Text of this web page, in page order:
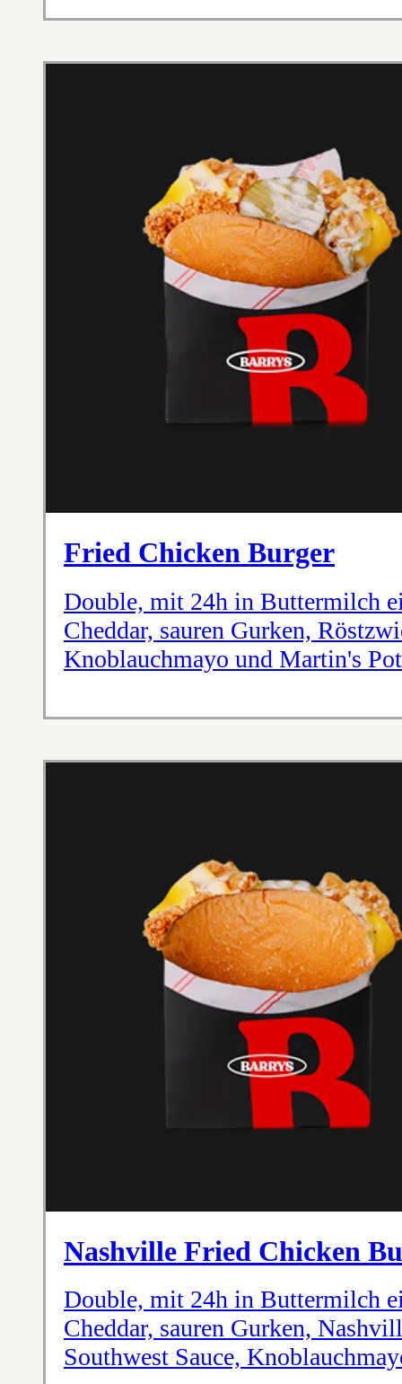
Fried Chicken Burger
Double, mit 24h in Buttermilch
Cheddar, sauren Gurken,
Knoblauchmayo und Martin's
Nashville Fried Chicken
Double, mit 24h in Buttermilch
Cheddar, sauren Gurken,
Southwest Sauce,